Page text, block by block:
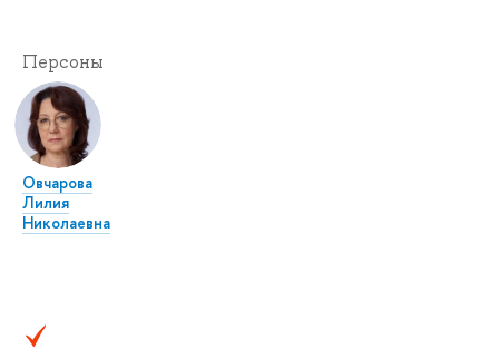
Персоны
Овчарова
Лилия
Николаевна